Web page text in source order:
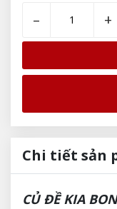
– +
Chi tiết sản
CỦ ĐỀ KIA